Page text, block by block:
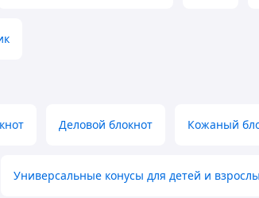
Деловой блокнот Кожаный
Универсальные конусы для детей и